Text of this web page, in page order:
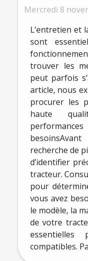
Mercredi 8
L’entretien et
sont
trouver les
peut parfois
article, nous
procurer les
haute
recherche de
d’identifier
tracteur.
pour
vous avez
le modèle, la
de votre
compatibles.